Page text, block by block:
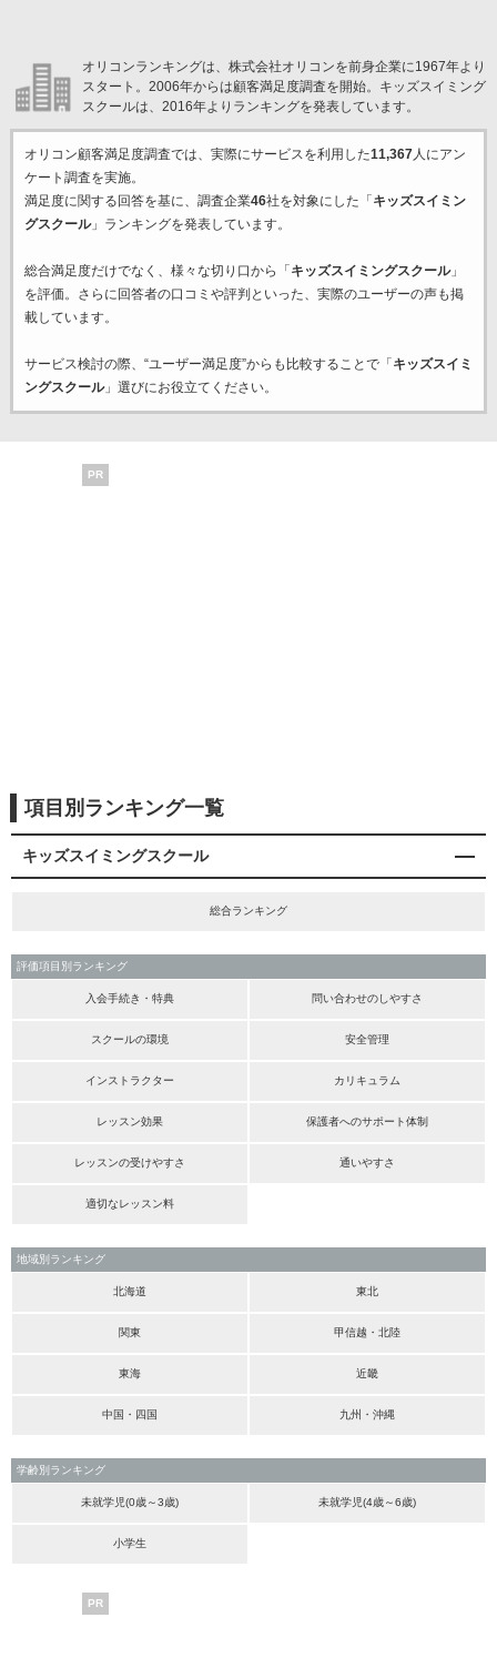
オリコンランキングは、株式会社オリコンを前身企業に1967年より
スタート。2006年からは顧客満足度調査を開始。キッズスイミング
スクールは、2016年よりランキングを発表しています。
オリコン顧客満足度調査では、実際にサービスを利用した11,367人にアン
ケート調査を実施。
満足度に関する回答を基に、調査企業46社を対象にした「 キッズスイミン
グスクール」ランキングを発表しています。
総合満足度だけでなく、様々な切り口から「 キッズスイミングスクール」
を評価。さらに回答者の口コミや評判といった、実際のユーザーの声も掲
載しています。
サービス検討の際、“ユーザー満足度”からも比較することで「 キッズスイミ
ングスクール」選びにお役立てください。
PR
項目別ランキング一覧
キッズスイミングスクール
総合ランキング
評価項目別ランキング
入会手続き・特典 問い合わせのしやすさ
スクールの環境 安全管理
インストラクター カリキュラム
レッスン効果 保護者へのサポート体制
レッスンの受けやすさ 通いやすさ
適切なレッスン料
地域別ランキング
北海道 東北
関東 甲信越・北陸
東海 近畿
中国・四国 九州・沖縄
学齢別ランキング
未就学児(0歳～3歳) 未就学児(4歳～6歳)
小学生
PR